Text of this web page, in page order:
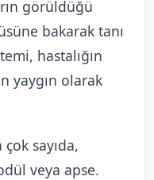
görüldüğü
bakarak tanı
hastalığın
yaygın olarak
çok sayıda,
veya apse.